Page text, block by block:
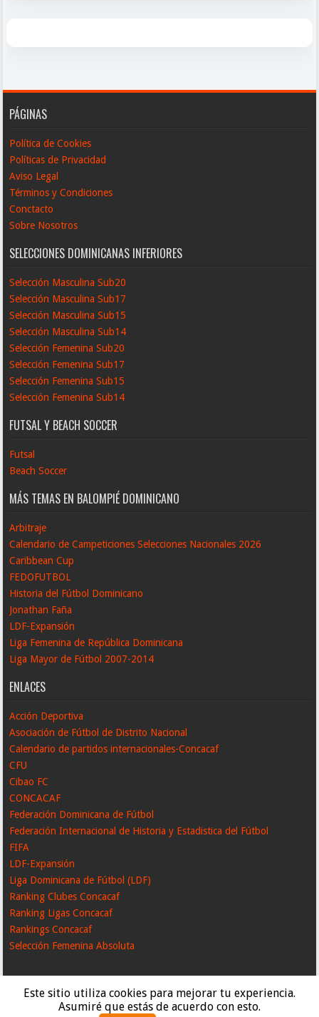
Este sitio utiliza cookies para mejorar tu experiencia.
Asumiré que estás de acuerdo con esto.
PÁGINAS
Política de Cookies
Políticas de Privacidad
Aviso Legal
Términos y Condiciones
Conctacto
Sobre Nosotros
SELECCIONES DOMINICANAS INFERIORES
Selección Masculina Sub20
Selección Masculina Sub17
Selección Masculina Sub15
Selección Masculina Sub14
Selección Femenina Sub20
Selección Femenina Sub17
Selección Femenina Sub15
Selección Femenina Sub14
FUTSAL Y BEACH SOCCER
Futsal
Beach Soccer
MÁS TEMAS EN BALOMPIÉ DOMINICANO
Arbitraje
Calendario de Campeticiones Selecciones Nacionales 2026
Caribbean Cup
FEDOFUTBOL
Historia del Fútbol Dominicano
Jonathan Faña
LDF-Expansión
Liga Femenina de República Dominicana
Liga Mayor de Fútbol 2007-2014
ENLACES
Acción Deportiva
Asociación de Fútbol de Distrito Nacional
Calendario de partidos internacionales-Concacaf
CFU
Cibao FC
CONCACAF
Federación Dominicana de Fútbol
Federación Internacional de Historia y Estadistica del Fútbol
FIFA
LDF-Expansión
Liga Dominicana de Fútbol (LDF)
Ranking Clubes Concacaf
Ranking Ligas Concacaf
Rankings Concacaf
Selección Femenina Absoluta